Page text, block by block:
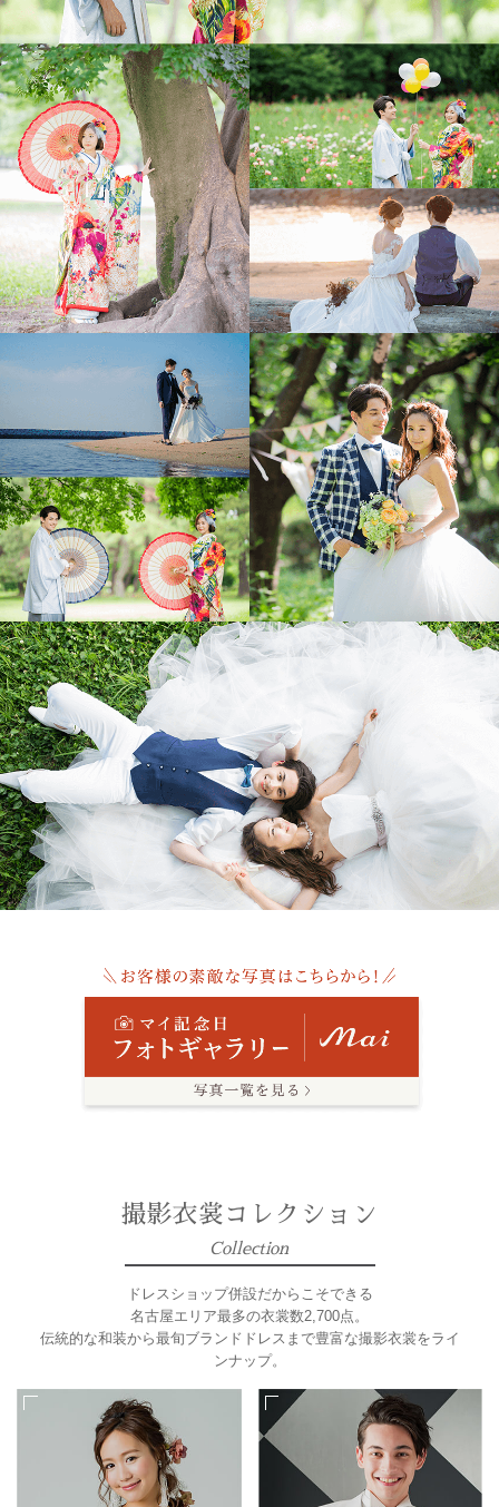
撮影衣裳コレクション
Collection
ドレスショップ併設だからこそできる
名古屋エリア最多の衣裳数2,700点。
伝統的な和装から最旬ブランドドレスまで豊富な撮影衣裳をライ
ンナップ。